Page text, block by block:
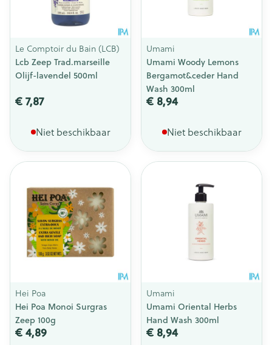
Le Comptoir du Bain (LCB)
Lcb Zeep Trad.marseille
Olijf-lavendel 500ml
€ 7,87
Niet beschikbaar
Umami
Umami Woody Lemons
Bergamot&ceder Hand
Wash 300ml
€ 8,94
Niet beschikbaar
Hei Poa
Hei Poa Monoi Surgras
Zeep 100g
€ 4,89
Umami
Umami Oriental Herbs
Hand Wash 300ml
€ 8,94